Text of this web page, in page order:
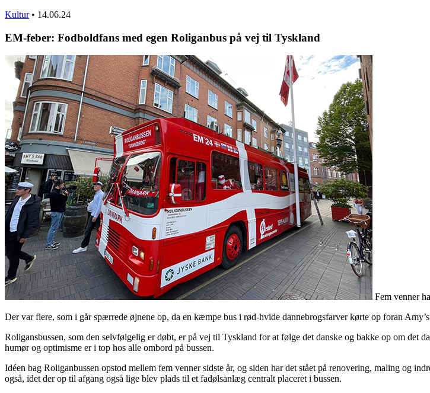
Kultur • 14.06.24
EM-feber: Fodboldfans med egen Roliganbus på vej til Tyskland
Fem venner
Der var flere, som i går spærrede øjnene op, da en kæmpe bus i rød-hvide dannebrogsfarver kørte op foran
Roligansbussen, som den selvfølgelig er døbt, er på vej til Tyskland for at følge det danske og bakke op om det
humør og optimisme er i top hos alle ombord på bussen.
Idéen bag Roliganbussen opstod mellem fem venner sidste år, og siden har det stået på renovering, maling og
også, idet der op til afgang også lige blev plads til et fadølsanlæg centralt placeret i bussen.